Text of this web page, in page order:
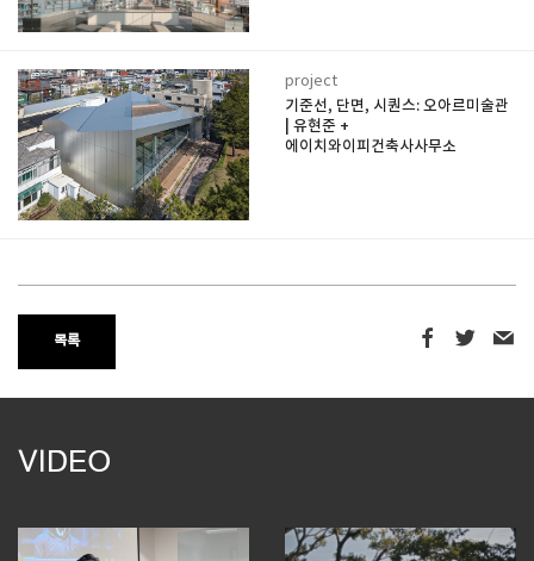
project
기준선, 단면, 시퀀스: 오아르미술관
| 유현준 +
에이치와이피건축사사무소
목록
VIDEO